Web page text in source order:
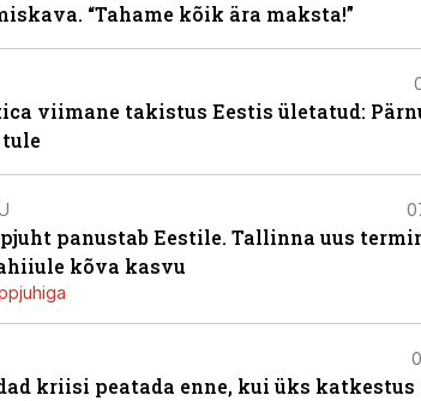
“Tahame kõik ära maksta!”
viimane takistus Eestis ületatud:
panustab Eestile. Tallinna uus
kõva kasvu
kriisi peatada enne, kui üks katkestus